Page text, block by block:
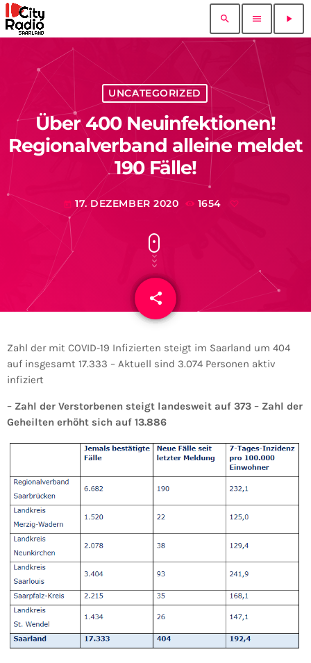
search menu play_arrow
UNCATEGORIZED
Über 400 Neuinfektionen!
Regionalverband alleine meldet
190 Fälle!
today 17. DEZEMBER 2020 1654
share
email
Zahl der mit COVID-19 Infizierten steigt im Saarland um 404
auf insgesamt 17.333 – Aktuell sind 3.074 Personen aktiv
infiziert
– Zahl der Verstorbenen steigt landesweit auf 373 – Zahl der
Geheilten erhöht sich auf 13.886